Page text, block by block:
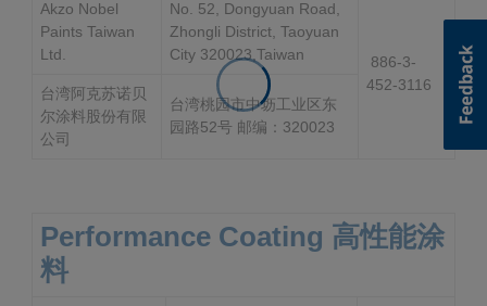
Akzo Nobel
Paints Taiwan
Ltd.
No. 52, Dongyuan Road,
Zhongli District, Taoyuan
City 320023,Taiwan
886-3-
452-3116
台湾阿克苏诺贝
尔涂料股份有限
公司
台湾桃园市中坜工业区东
园路52号 邮编：320023
Performance Coating 高性能涂
料